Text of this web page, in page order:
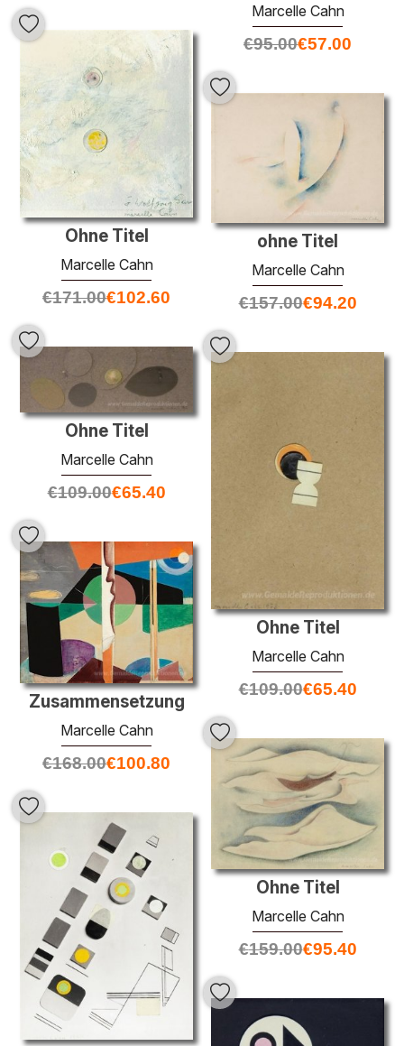
Marcelle Cahn
€95.00€57.00
Ohne Titel
Marcelle Cahn
€171.00€102.60
ohne Titel
Marcelle Cahn
€157.00€94.20
Ohne Titel
Marcelle Cahn
€109.00€65.40
Ohne Titel
Marcelle Cahn
€109.00€65.40
Zusammensetzung
Marcelle Cahn
€168.00€100.80
Ohne Titel
Marcelle Cahn
€159.00€95.40